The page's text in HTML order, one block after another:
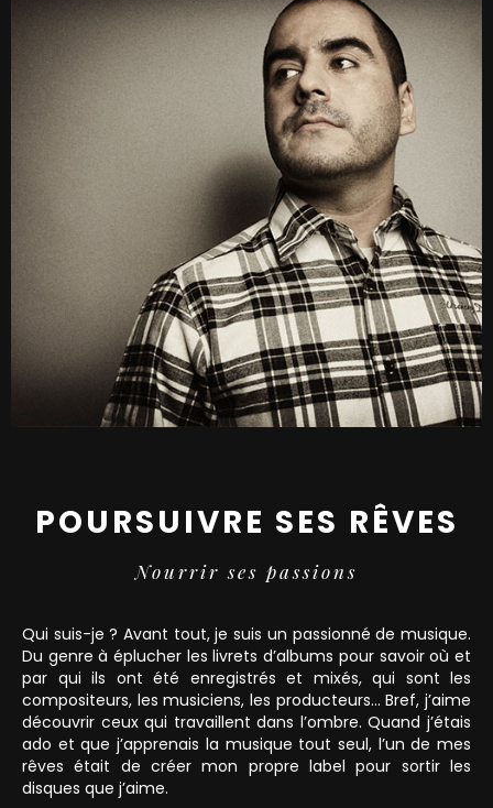
POURSUIVRE SES RÊVES
Nourrir ses passions
Qui suis-je ? Avant tout, je suis un passionné de musique.
Du genre à éplucher les livrets d’albums pour savoir où et
par qui ils ont été enregistrés et mixés, qui sont les
compositeurs, les musiciens, les producteurs… Bref, j’aime
découvrir ceux qui travaillent dans l’ombre. Quand j’étais
ado et que j’apprenais la musique tout seul, l’un de mes
rêves était de créer mon propre label pour sortir les
disques que j’aime.